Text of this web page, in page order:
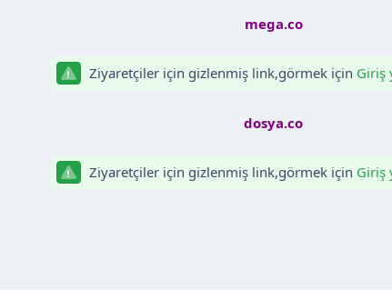
mega.co
Ziyaretçiler için gizlenmiş link,görmek için Giriş
dosya.co
Ziyaretçiler için gizlenmiş link,görmek için Giriş